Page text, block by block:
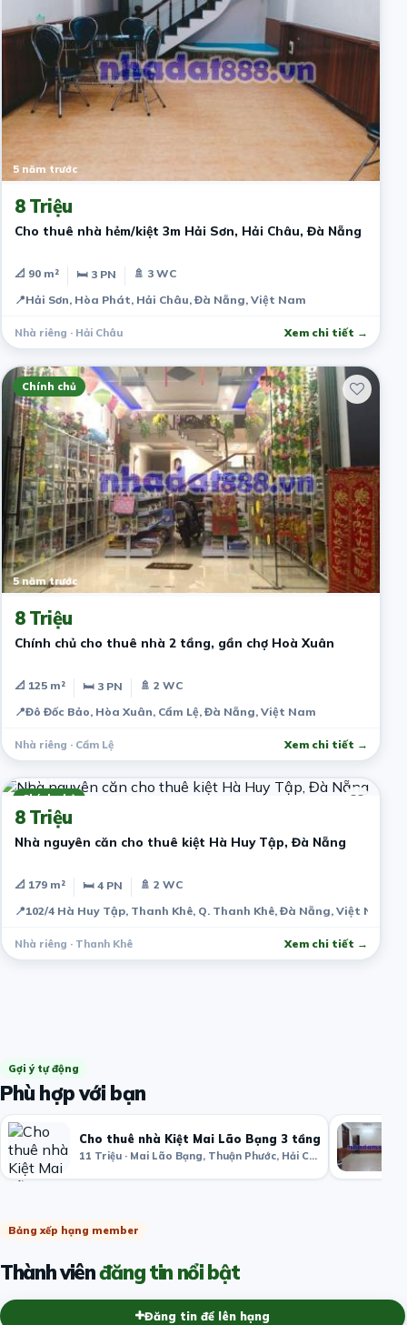
5 năm trước
8 Triệu
Cho thuê nhà hẻm/kiệt 3m Hải Sơn, Hải Châu, Đà Nẵng
📐 90 m² 🛏 3 PN
🚿 3 WC
📍Hải Sơn, Hòa Phát, Hải Châu, Đà Nẵng, Việt Nam
Nhà riêng · Hải Châu Xem chi tiết →
Chính chủ
5 năm trước
8 Triệu
Chính chủ cho thuê nhà 2 tầng, gần chợ Hoà Xuân
📐 125 m² 🛏 3 PN
🚿 2 WC
📍Đô Đốc Bảo, Hòa Xuân, Cẩm Lệ, Đà Nẵng, Việt Nam
Nhà riêng · Cẩm Lệ Xem chi tiết →
Chính chủ
5 năm trước
8 Triệu
Nhà nguyên căn cho thuê kiệt Hà Huy Tập, Đà Nẵng
📐 179 m² 🛏 4 PN
🚿 2 WC
📍102/4 Hà Huy Tập, Thanh Khê, Q. Thanh Khê, Đà Nẵng, Việt Nam
Nhà riêng · Thanh Khê Xem chi tiết →
Gợi ý tự động
Phù hợp với bạn
Cho thuê nhà Kiệt Mai Lão Bạng 3 tầng
11 Triệu · Mai Lão Bạng, Thuận Phước, Hải Châu, Đà Nẵng, Việt Nam
Bảng xếp hạng member
Thành viênđăng tin nổi bật
Đăng tin để lên hạng